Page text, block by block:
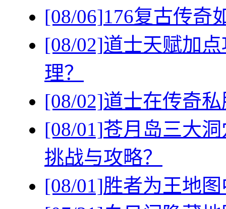
[08/06]176复古传奇
[08/02]道士天赋加
理？
[08/02]道士在传奇
[08/01]苍月岛三大
挑战与攻略？
[08/01]胜者为王地